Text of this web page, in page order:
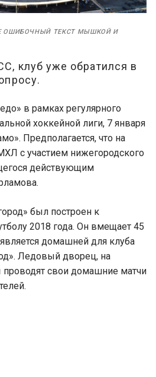
ОШИБОЧНЫЙ ТЕКСТ МЫШКОЙ И
клуб уже обратился в
в рамках регулярного
хоккейной лиги, 7 января
Предполагается, что на
с участием нижегородского
действующим
был построен к
2018 года. Он вмещает 45
домашней для клуба
Ледовый дворец, на
свои домашние матчи